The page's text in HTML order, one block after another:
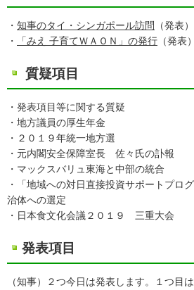
・ 知事のタイ・シンガポール訪問 （発表）
・
「みえ 子育てＷＡＯＮ」の発行 （発表）
質疑項目
・発表項目等に関する質疑
・地方議員の厚生年金
・２０１９年統一地方選
・元内閣安全保障室長 佐々氏の訃報
・マックスバリュ東海と中部の統合
・「地域への対日直接投資サポートプロ
治体への選定
・日本食文化会議２０１９ 三重大会
発表項目
（知事）２つ今日は発表します。１つ目